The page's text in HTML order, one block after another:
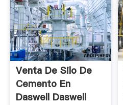
Venta De Silo De
Cemento En
Daswell Daswell